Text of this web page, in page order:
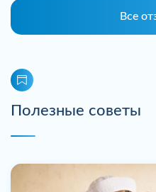
Все
Полезные советы